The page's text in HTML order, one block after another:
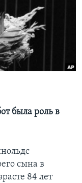
была роль в
сына в
84 лет